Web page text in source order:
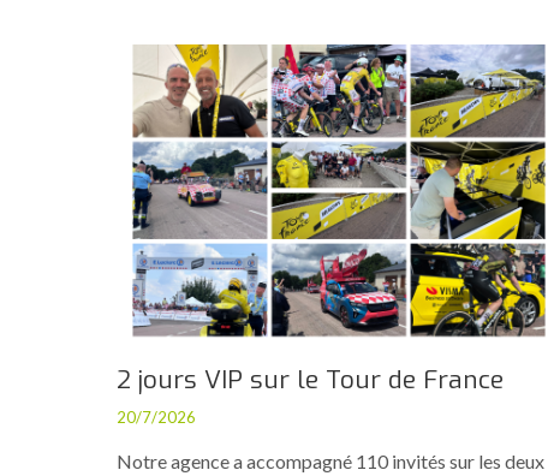
2 jours VIP sur le Tour de France
20/7/2026
Notre agence a accompagné 110 invités sur les deux